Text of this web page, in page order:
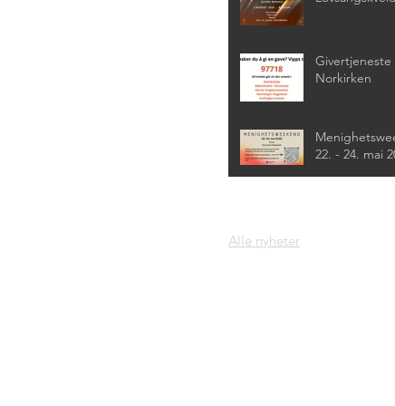
Givertjeneste
Norkirken
22. - 24. mai
Alle nyheter